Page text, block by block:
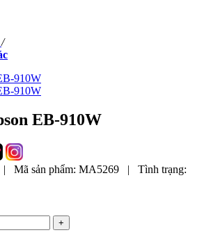
/
EB-910W
| Mã sản phẩm: MA5269 |
Tình trạng:
+